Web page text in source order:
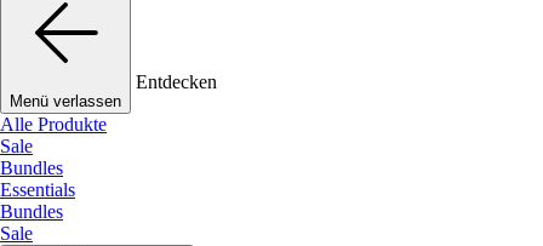
Menü verlassen
Entdecken
Alle Produkte
Sale
Bundles
Essentials
Bundles
Sale